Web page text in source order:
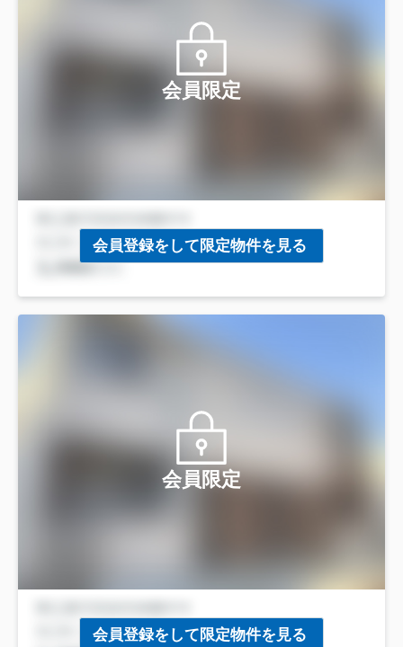
会員限定
会員登録をして限定物件を見る
会員限定
会員登録をして限定物件を見る